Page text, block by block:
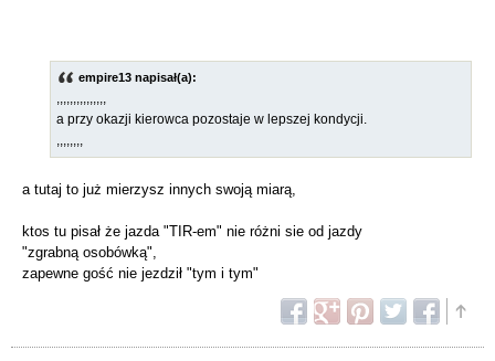
empire13 napisał(a):
,,,,,,,,,,,,,,,
a przy okazji kierowca pozostaje w lepszej kondycji.
,,,,,,,,
a tutaj to już mierzysz innych swoją miarą,
ktos tu pisał że jazda "TIR-em" nie różni sie od jazdy
"zgrabną osobówką",
zapewne gość nie jezdził "tym i tym"